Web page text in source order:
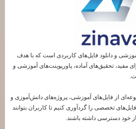
آموزشی و دانلود فایل‌های کاربردی است که با هدف
مفید، تحقیق‌های آماده، پاورپوینت‌های آموزشی و
از فایل‌های آموزشی، پروژه‌های دانش‌آموزی و
تخصصی را گردآوری کنیم تا کاربران بتوانند
خود دسترسی داشته باشند.